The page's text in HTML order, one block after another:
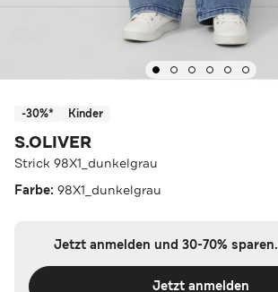
-30%* Kinder
S.OLIVER
Strick 98X1_dunkelgrau
Farbe: 98X1_dunkelgrau
Jetzt anmelden und 30-70% sparen.
Jetzt anmelden